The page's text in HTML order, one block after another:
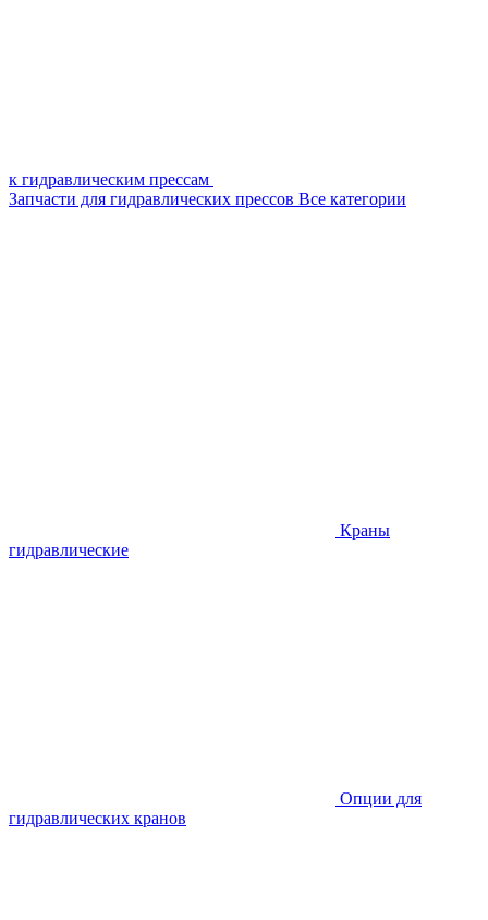
к гидравлическим прессам
Запчасти для гидравлических прессов Все категории
Краны
гидравлические
Опции для
гидравлических кранов